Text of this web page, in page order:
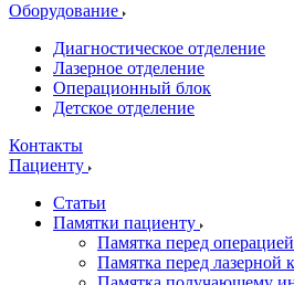
Оборудование
Диагностическое отделение
Лазерное отделение
Операционный блок
Детское отделение
Контакты
Пациенту
Статьи
Памятки пациенту
Памятка перед
Памятка перед лазерной